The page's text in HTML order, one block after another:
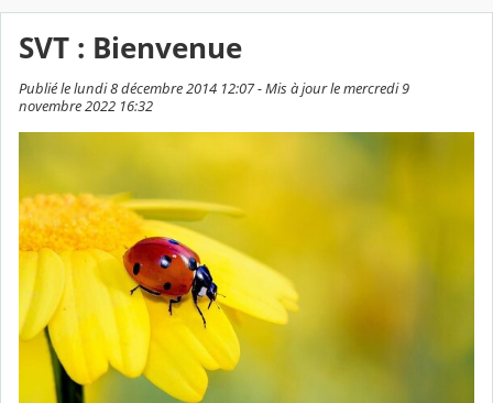
SVT : Bienvenue
Publié le lundi 8 décembre 2014 12:07 - Mis à jour le mercredi 9
novembre 2022 16:32